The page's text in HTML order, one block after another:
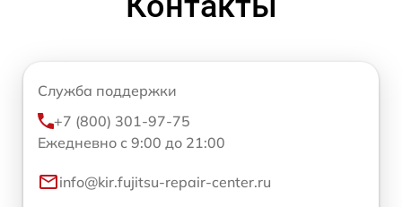
Служба поддержки
+7 (800) 301-97-75
Ежедневно с 9:00 до 21:00
info@kir.fujitsu-repair-center.ru